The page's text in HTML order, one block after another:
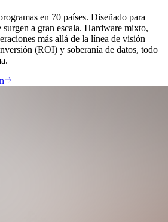
en 70 países. Diseñado para
surgen a gran escala. Hardware mixto,
más allá de la línea de visión
(ROI) y soberanía de datos, todo